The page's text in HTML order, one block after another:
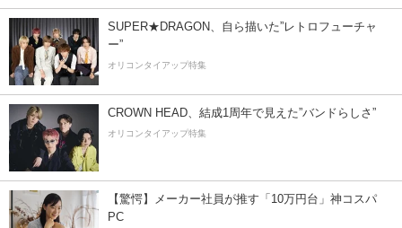
SUPER★DRAGON、自ら描いた”レトロフューチャ
ー”
オリコンタイアップ特集
CROWN HEAD、結成1周年で見えた”バンドらしさ”
オリコンタイアップ特集
【驚愕】メーカー社員が推す「10万円台」神コスパ
PC